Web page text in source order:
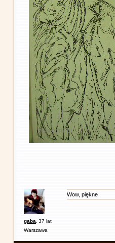
gaba 37 lat
Warszawa
Wow, piękne